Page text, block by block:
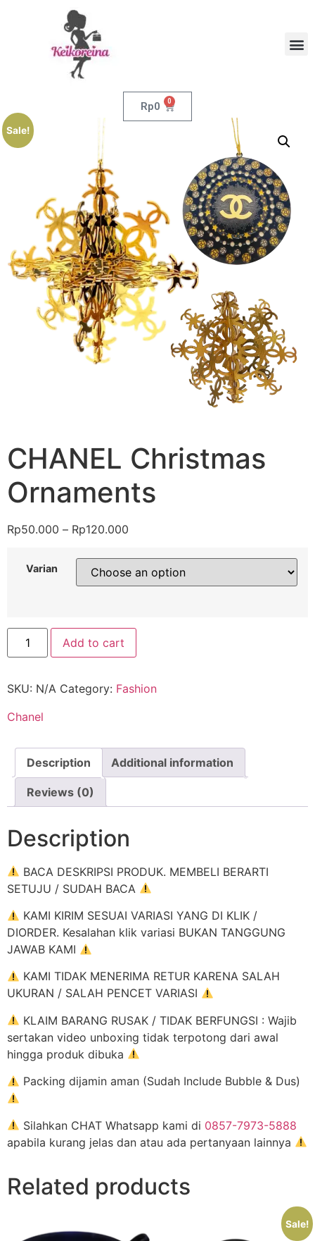
Rp0 0
Sale!
CHANEL Christmas
Ornaments
Rp50.000 – Rp120.000
Varian
Add to cart
SKU: N/A Category: Fashion
Chanel
Description Additional information
Reviews (0)
Description
BACA DESKRIPSI PRODUK. MEMBELI BERARTI
SETUJU / SUDAH BACA
KAMI KIRIM SESUAI VARIASI YANG DI KLIK /
DIORDER. Kesalahan klik variasi BUKAN TANGGUNG
JAWAB KAMI
KAMI TIDAK MENERIMA RETUR KARENA SALAH
UKURAN / SALAH PENCET VARIASI
KLAIM BARANG RUSAK / TIDAK BERFUNGSI : Wajib
sertakan video unboxing tidak terpotong dari awal
hingga produk dibuka
Packing dijamin aman (Sudah Include Bubble & Dus)
Silahkan CHAT Whatsapp kami di 0857-7973-5888
apabila kurang jelas dan atau ada pertanyaan lainnya
Related products
Sale!